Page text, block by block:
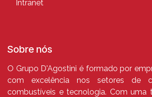
Intranet
Sobre nós
O Grupo D'Agostini é formado por
com excelência nos setores de
combustíveis e tecnologia. Com uma